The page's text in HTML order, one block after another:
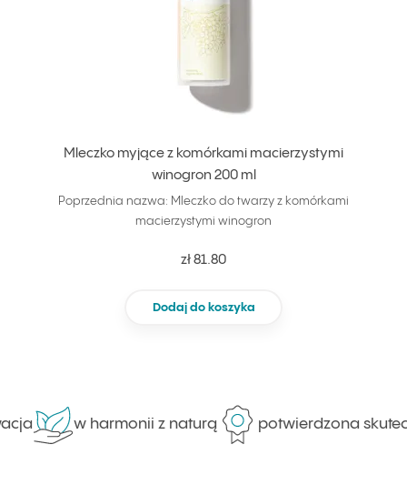
Mleczko myjące z komórkami macierzystymi
winogron 200 ml
Poprzednia nazwa: Mleczko do twarzy z komórkami
macierzystymi winogron
zł 81.80
Dodaj do koszyka
w harmonii z naturą potwierdzona